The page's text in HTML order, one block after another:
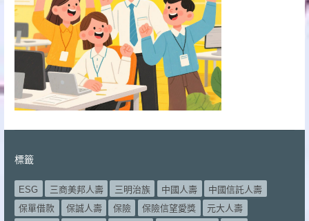
標籤
ESG 三商美邦人壽 三明治族 中國人壽
中國信託人壽
保單借款
保誠人壽 保險 保險信望愛獎
元大人壽